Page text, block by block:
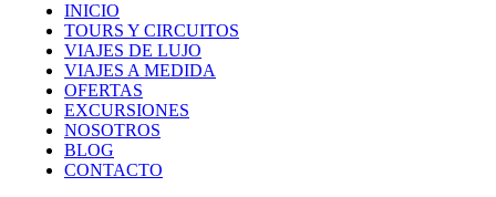
INICIO
TOURS Y CIRCUITOS
VIAJES DE LUJO
VIAJES A MEDIDA
OFERTAS
EXCURSIONES
NOSOTROS
BLOG
CONTACTO